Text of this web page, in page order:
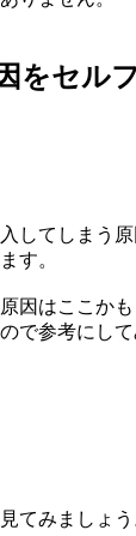
をセル
してしまう
す。
因はここか
で参考にして
てみましょう